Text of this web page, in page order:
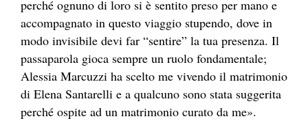
perché ognuno di loro si è sentito preso per mano e
accompagnato in questo viaggio stupendo, dove in
modo invisibile devi far “sentire” la tua presenza. Il
passaparola gioca sempre un ruolo fondamentale;
Alessia Marcuzzi ha scelto me vivendo il matrimonio
di Elena Santarelli e a qualcuno sono stata suggerita
perché ospite ad un matrimonio curato da me».